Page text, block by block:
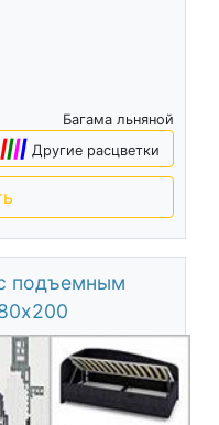
Багама льняной
|||| Другие расцветки
подъемным